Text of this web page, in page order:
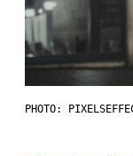
PHOTO: